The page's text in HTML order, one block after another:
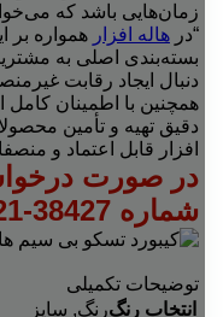
زمان‌هایی باشد که
“در هاله افزار همواره بر
بسته‌بندی اصلی به
دنبال ایجاد رقابت
همچنین با اطمینان
دقیق تهیه و تأمین
افزار قابل اعتماد و
در صورت
شماره 38427-021 تماس بگیرید.
توضیحات تکمیلی
انتخاب رنگرنگ, سایز